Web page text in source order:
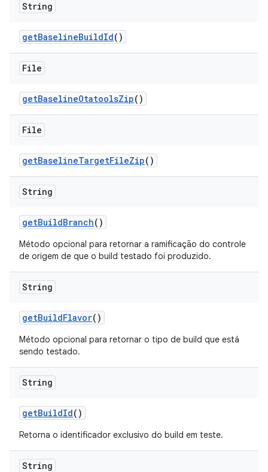
String
getBaselineBuildId()
File
getBaselineOtatoolsZip()
File
getBaselineTargetFileZip()
String
getBuildBranch()
Método opcional para retornar a ramificação do controle
de origem de que o build testado foi produzido.
String
getBuildFlavor()
Método opcional para retornar o tipo de build que está
sendo testado.
String
getBuildId()
Retorna o identificador exclusivo do build em teste.
String